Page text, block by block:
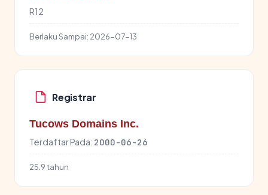
R12
Berlaku Sampai: 2026-07-13
Registrar
Tucows Domains Inc.
Terdaftar Pada: 2000-06-26
25.9 tahun